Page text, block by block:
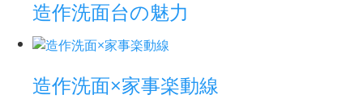
造作洗面台の魅力
造作洗面×家事楽動線